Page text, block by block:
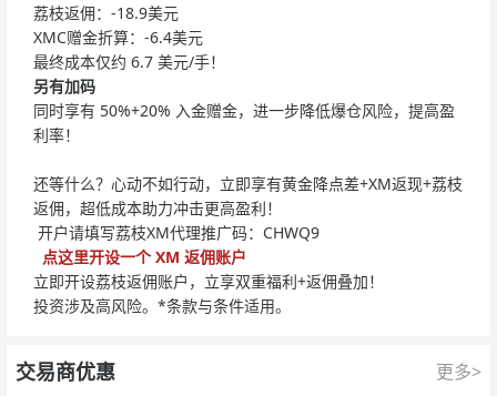
荔枝返佣：-18.9美元
XMC赠金折算：-6.4美元
最终成本仅约 6.7 美元/手！
另有加码
同时享有 50%+20% 入金赠金，进一步降低爆仓风险，提高盈
利率！
还等什么？心动不如行动，立即享有黄金降点差+XM返现+荔枝
返佣，超低成本助力冲击更高盈利！
开户请填写荔枝XM代理推广码：CHWQ9
点这里开设一个 XM 返佣账户
立即开设荔枝返佣账户，立享双重福利+返佣叠加！
投资涉及高风险。*条款与条件适用。
交易商优惠 更多>